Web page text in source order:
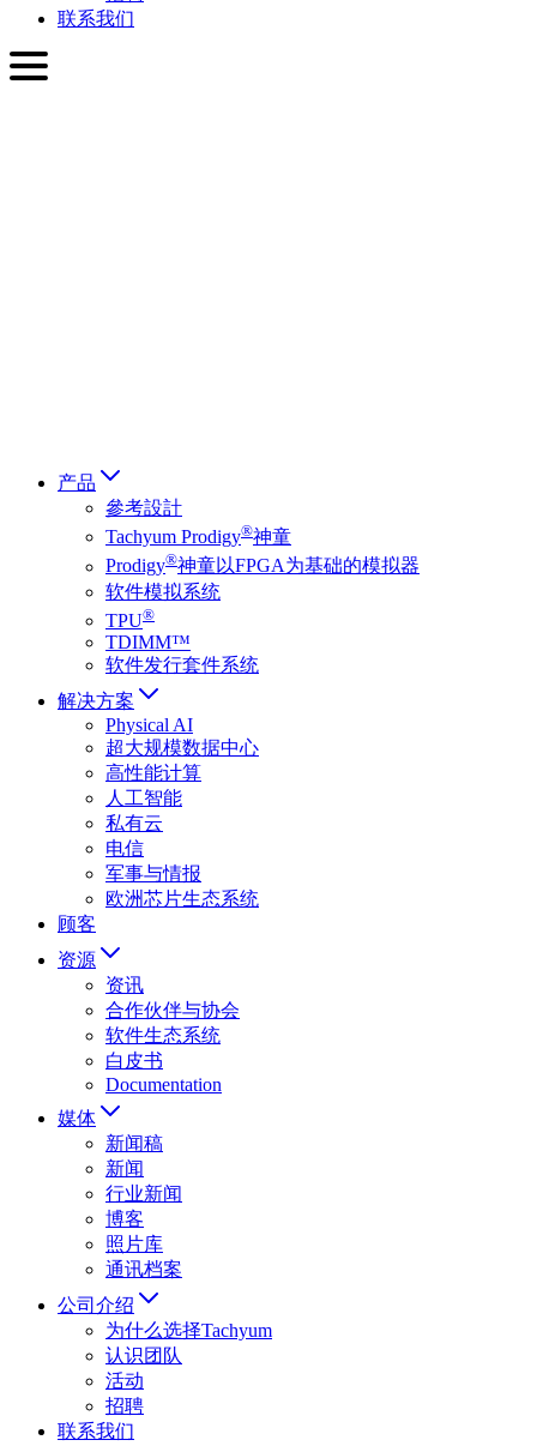
联系我们
产品
參考設計
Tachyum Prodigy®神童
Prodigy®神童以FPGA为基础的模拟器
软件模拟系统
TPU®
TDIMM™
软件发行套件系统
解决方案
Physical AI
超大规模数据中心
高性能计算
人工智能
私有云
电信
军事与情报
欧洲芯片生态系统
顾客
资源
资讯
合作伙伴与协会
软件生态系统
白皮书
Documentation
媒体
新闻稿
新闻
行业新闻
博客
照片库
通讯档案
公司介绍
为什么选择Tachyum
认识团队
活动
招聘
联系我们